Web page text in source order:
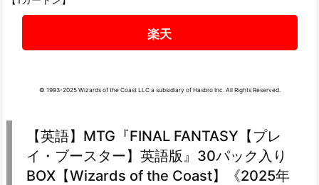
楽天
© 1993-2025 Wizards of the Coast LLC a subsidiary of Hasbro Inc. All Rights Reserved.
【英語】MTG『FINAL FANTASY【プレ
イ・ブースター】英語版』30パック入り
BOX【Wizards of the Coast】《2025年